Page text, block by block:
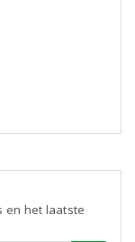
en het laatste